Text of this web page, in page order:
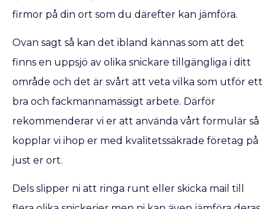
firmor på din ort som du därefter kan jämföra.
Ovan sagt så kan det ibland kännas som att det
finns en uppsjö av olika snickare tillgängliga i ditt
område och det är svårt att veta vilka som utför ett
bra och fackmannamässigt arbete. Därför
rekommenderar vi er att använda vårt formulär så
kopplar vi ihop er med kvalitetssäkrade företag på
just er ort.
Dels slipper ni att ringa runt eller skicka mail till